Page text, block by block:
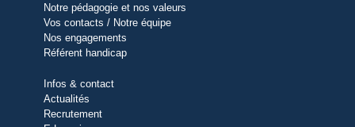
Notre pédagogie et nos valeurs
Vos contacts / Notre équipe
Nos engagements
Référent handicap
Infos & contact
Actualités
Recrutement